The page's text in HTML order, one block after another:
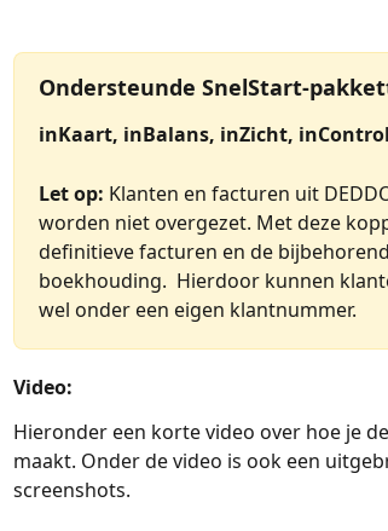
Ondersteunde SnelStart-
inKaart, inBalans, inZicht,
Let op: Klanten en facturen uit
worden niet overgezet. Met deze
definitieve facturen en de
boekhouding.  Hierdoor kunnen
wel onder een eigen klantnummer.
Video:
Hieronder een korte video over hoe je
maakt. Onder de video is ook een
screenshots.